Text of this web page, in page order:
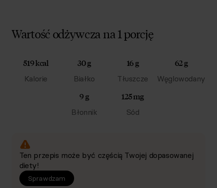
Wartość odżywcza na 1 porcję
519 kcal
Kalorie
30 g
Białko
16 g
Tłuszcze
62 g
Węglowodany
9 g
Błonnik
125 mg
Sód
Ten przepis może być częścią Twojej dopasowanej
diety!
Sprawdzam